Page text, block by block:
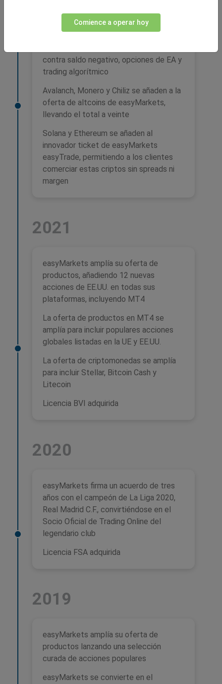
variables, ofreciendo a sus traders una
nueva opción más allá de los spreads
contra saldo negativo, opciones de EA y
trading algorítmico
Avalanch, Monero y Chiliz se añaden a la
oferta de altcoins de easyMarkets,
llevando el total a veinte
Solana y Ethereum se añaden al
innovador ticket de easyMarkets
easyTrade, permitiendo a los clientes
comerciar estas criptos sin spreads ni
margen
easyMarkets amplía su oferta de
productos, añadiendo 12 nuevas
acciones de EE.UU. en todas sus
plataformas, incluyendo MT4
La oferta de productos en MT4 se
amplía para incluir populares acciones
globales listadas en la UE y EE.UU.
La oferta de criptomonedas se amplía
para incluir Stellar, Bitcoin Cash y
Litecoin
Licencia BVI adquirida
2021
easyMarkets firma un acuerdo de tres
años con el campeón de La Liga 2020,
Real Madrid C.F., convirtiéndose en el
Socio Oficial de Trading Online del
legendario club
Licencia FSA adquirida
2020
easyMarkets amplía su oferta de
productos lanzando una selección
curada de acciones populares
easyMarkets se convierte en el
2019
Comience a operar hoy